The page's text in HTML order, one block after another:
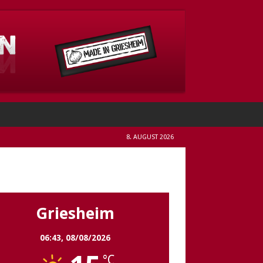
8. AUGUST 2026
Griesheim
06:43, 08/08/2026
°C